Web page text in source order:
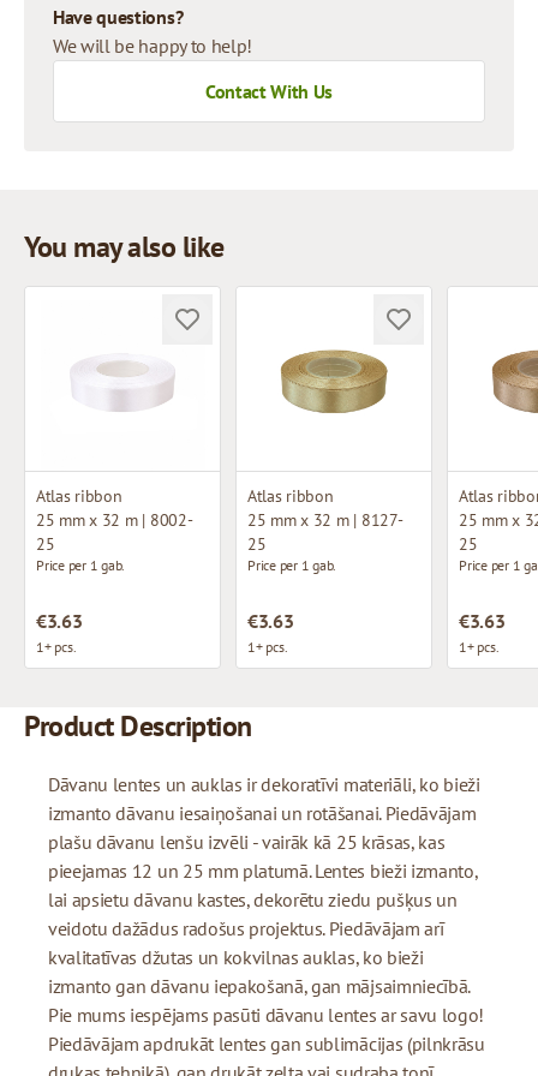
Have questions?
We will be happy to help!
Contact With Us
You may also like
Atlas ribbon
25 mm x 32 m | 8002-
25
Price per 1 gab.
€3.63
1+ pcs.
Atlas ribbon
25 mm x 32 m | 8127-
25
Price per 1 gab.
€3.63
1+ pcs.
Atlas
25 mm x
25
Price per 1
€3.63
1+ pcs.
Product Description
Dāvanu lentes un auklas ir dekoratīvi materiāli, ko bieži
izmanto dāvanu iesaiņošanai un rotāšanai. Piedāvājam
plašu dāvanu lenšu izvēli - vairāk kā 25 krāsas, kas
pieejamas 12 un 25 mm platumā. Lentes bieži izmanto,
lai apsietu dāvanu kastes, dekorētu ziedu pušķus un
veidotu dažādus radošus projektus. Piedāvājam arī
kvalitatīvas džutas un kokvilnas auklas, ko bieži
izmanto gan dāvanu iepakošanā, gan mājsaimniecībā.
Pie mums iespējams pasūti dāvanu lentes ar savu logo!
Piedāvājam apdrukāt lentes gan sublimācijas (pilnkrāsu